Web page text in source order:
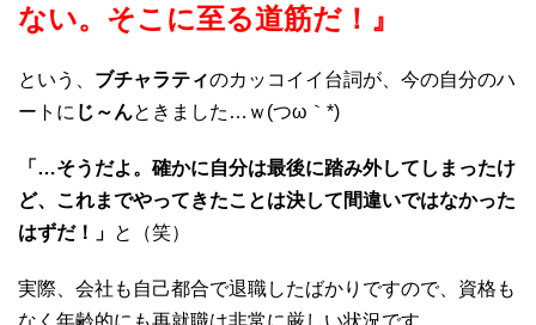
ない。そこに至る道筋だ！』
という、 ブチャラティのカッコイイ台詞が、今の自分のハ
ートに じ～んときました…ｗ(つω｀*)
「…そうだよ。確かに自分は最後に踏み外してしまったけ
ど、これまでやってきたことは決して間違いではなかった
はずだ！」 と（笑）
実際、会社も自己都合で退職したばかりですので、資格も
なく年齢的にも再就職は非常に厳しい状況です。